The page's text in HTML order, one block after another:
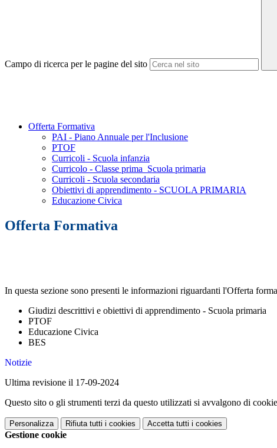
Campo di ricerca per le pagine del sito
Offerta Formativa
PAI - Piano Annuale per l'Inclusione
PTOF
Curricoli - Scuola infanzia
Curricolo - Classe prima_Scuola primaria
Curricoli - Scuola secondaria
Obiettivi di apprendimento - SCUOLA PRIMARIA
Educazione Civica
Offerta Formativa
In questa sezione sono presenti le informazioni riguardanti l'Offerta
Giudizi descrittivi e obiettivi di apprendimento - Scuola primaria
PTOF
Educazione Civica
BES
Notizie
Ultima revisione il 17-09-2024
Questo sito o gli strumenti terzi da questo utilizzati si avvalgono di
Personalizza Rifiuta tutti i cookies Accetta tutti i cookies
Gestione cookie